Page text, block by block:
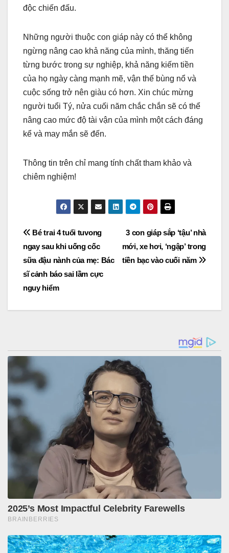
độc chiến đấu.
Những người thuộc con giáp này có thể không
ngừng nâng cao khả năng của mình, thăng tiến
từng bước trong sự nghiệp, khả năng kiếm tiền
của họ ngày càng mạnh mẽ, vận thế bùng nổ và
cuộc sống trở nên giàu có hơn. Xin chúc mừng
người tuổi Tý, nửa cuối năm chắc chắn sẽ có thể
nâng cao mức độ tài vận của mình một cách đáng
kể và may mắn sẽ đến.
Thông tin trên chỉ mang tính chất tham khảo và
chiêm nghiệm!
Post
navigation
3 con giáp sắp ‘tậu’ nhà
mới, xe hơi, ‘ngập’ trong
tiền bạc vào cuối năm
Bé trai 4 tuổi tuvong
ngay sau khi uống cốc
sữa đậu nành của mẹ: Bác
sĩ cảnh báo sai lầm cực
nguy hiểm